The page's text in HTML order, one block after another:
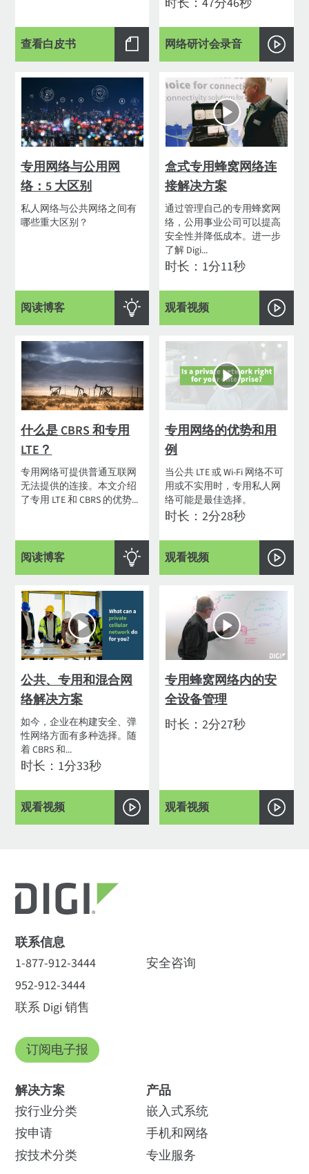
查看白皮书 网络研讨会录音
专用网络与公用网
络：5 大区别
私人网络与公共网络之间有
哪些重大区别？
阅读博客
盒式专用蜂窝网络连
接解决方案
通过管理自己的专用蜂窝网
络，公用事业公司可以提高
安全性并降低成本。进一步
了解 Digi...
时长：1分11秒
观看视频
什么是 CBRS 和专用
LTE？
专用网络可提供普通互联网
无法提供的连接。本文介绍
了专用 LTE 和 CBRS 的优势...
阅读博客
专用网络的优势和用
例
当公共 LTE 或 Wi-Fi 网络不可
用或不实用时，专用私人网
络可能是最佳选择。
时长：2分28秒
观看视频
公共、专用和混合网
络解决方案
如今，企业在构建安全、弹
性网络方面有多种选择。随
着 CBRS 和...
时长：1分33秒
观看视频
专用蜂窝网络内的安
全设备管理
时长：2分27秒
观看视频
联系信息
1-877-912-3444
952-912-3444
联系 Digi 销售
安全咨询
订阅电子报
解决方案
按行业分类
按申请
按技术分类
产品
嵌入式系统
手机和网络
专业服务